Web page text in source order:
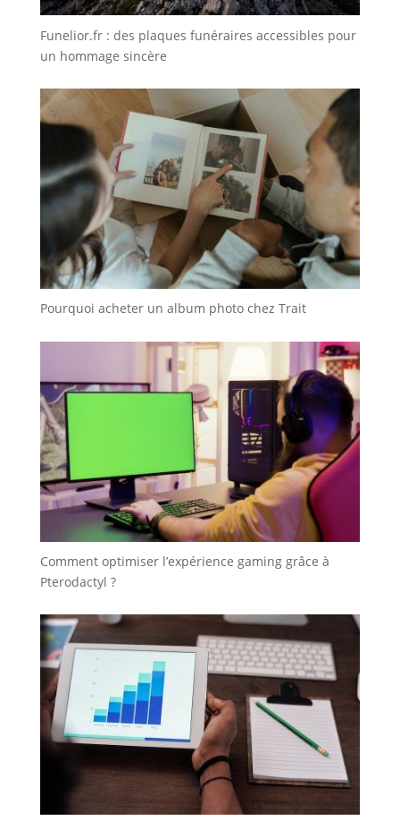
Funelior.fr : des plaques funéraires accessibles pour
un hommage sincère
Pourquoi acheter un album photo chez Trait
Comment optimiser l’expérience gaming grâce à
Pterodactyl ?